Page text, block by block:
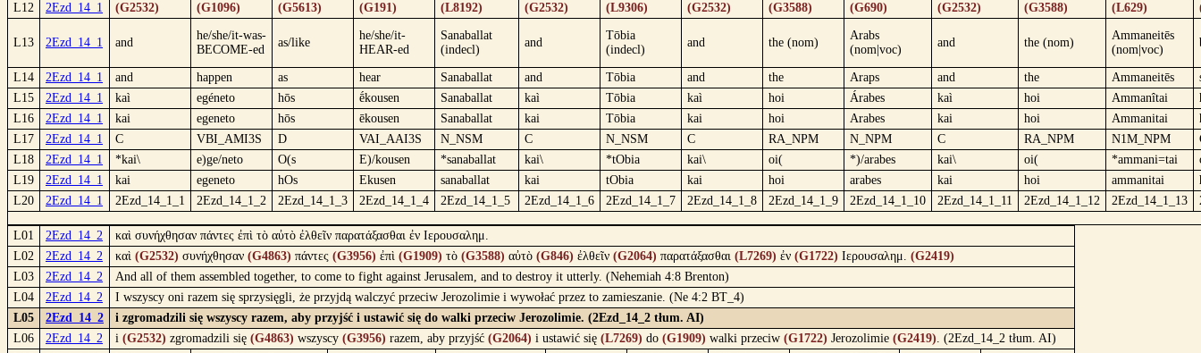
L12 2Ezd_14_1 (G2532) (G1096) (G5613) (G191) (L8192) (G2532) (L9306) (G2532) (G3588) (G690) (G2532) (G3588) (L629)
L13 2Ezd_14_1 and
he/she/it-was-
BECOME-ed
as/like
he/she/it-
HEAR-ed
Sanaballat
(indecl)
and
Tōbia
(indecl)
and the (nom)
Arabs
(nom|voc)
and the (nom)
Ammaneitēs
(nom|voc)
L14 2Ezd_14_1 and happen as hear Sanaballat and Tōbia and the Araps and the Ammaneitēs
L15
2Ezd_14_1 kaì egéneto hōs ḗkousen Sanaballat kaì Tōbia kaì hoi Árabes kaì hoi Ammanîtai
L16
2Ezd_14_1 kai egeneto hōs ēkousen Sanaballat kai Tōbia kai hoi Arabes kai hoi Ammanitai
L17
2Ezd_14_1 C VBI_AMI3S D VAI_AAI3S N_NSM C N_NSM C RA_NPM N_NPM C RA_NPM N1M_NPM
L18
2Ezd_14_1 *kai\ e)ge/neto O(s E)/kousen *sanaballat kai\ *tObia kai\ oi( *)/arabes kai\ oi( *ammani=tai
L19
2Ezd_14_1 kai egeneto hOs Ekusen sanaballat kai tObia kai hoi arabes kai hoi ammanitai
L20
2Ezd_14_1 2Ezd_14_1_1 2Ezd_14_1_2 2Ezd_14_1_3 2Ezd_14_1_4 2Ezd_14_1_5 2Ezd_14_1_6 2Ezd_14_1_7 2Ezd_14_1_8 2Ezd_14_1_9 2Ezd_14_1_10 2Ezd_14_1_11 2Ezd_14_1_12 2Ezd_14_1_13
L01 2Ezd_14_2
καὶ συνήχθησαν πάντες ἐπὶ τὸ αὐτὸ ἐλθεῖν παρατάξασθαι ἐν Ιερουσαλημ.
L02
2Ezd_14_2 καὶ (G2532) συνήχθησαν (G4863) πάντες (G3956) ἐπὶ (G1909) τὸ (G3588) αὐτὸ (G846) ἐλθεῖν (G2064) παρατάξασθαι (L7269) ἐν (G1722) Ιερουσαλημ. (G2419)
L03
2Ezd_14_2
And all of them assembled together, to come to fight against Jerusalem, and to destroy it utterly. (Nehemiah 4:8 Brenton)
L04
2Ezd_14_2
I wszyscy oni razem się sprzysięgli, że przyjdą walczyć przeciw Jerozolimie i wywołać przez to zamieszanie. (Ne 4:2 BT_4)
L05
2Ezd_14_2
i zgromadzili się wszyscy razem, aby przyjść i ustawić się do walki przeciw Jerozolimie. (2Ezd_14_2 tłum. AI)
L06
2Ezd_14_2 i (G2532) zgromadzili się (G4863) wszyscy (G3956) razem, aby przyjść (G2064) i ustawić się (L7269) do (G1909) walki przeciw (G1722) Jerozolimie (G2419). (2Ezd_14_2 tłum. AI)